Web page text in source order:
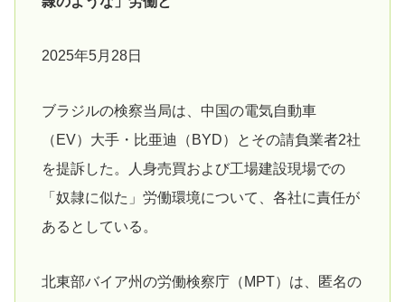
2025年5月28日
ブラジルの検察当局は、中国の電気自動車
（EV）大手・比亜迪（BYD）とその請負業者2社
を提訴した。人身売買および工場建設現場での
「奴隷に似た」労働環境について、各社に責任が
あるとしている。
北東部バイア州の労働検察庁（MPT）は、匿名の